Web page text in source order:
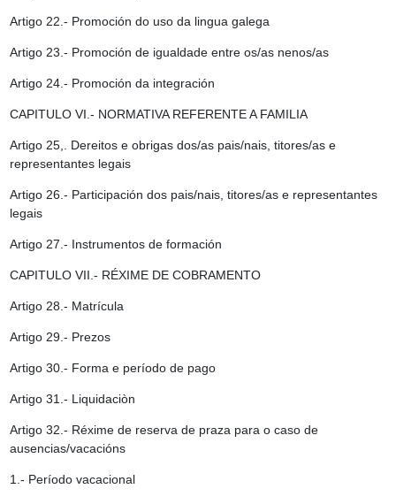
Artigo 22.- Promoción do uso da lingua galega
Artigo 23.- Promoción de igualdade entre os/as nenos/as
Artigo 24.- Promoción da integración
CAPITULO VI.- NORMATIVA REFERENTE A FAMILIA
Artigo 25,. Dereitos e obrigas dos/as pais/nais, titores/as e
representantes legais
Artigo 26.- Participación dos pais/nais, titores/as e representantes
legais
Artigo 27.- Instrumentos de formación
CAPITULO VII.- RÉXIME DE COBRAMENTO
Artigo 28.- Matrícula
Artigo 29.- Prezos
Artigo 30.- Forma e período de pago
Artigo 31.- Liquidaciòn
Artigo 32.- Réxime de reserva de praza para o caso de
ausencias/vacacións
1.- Período vacacional